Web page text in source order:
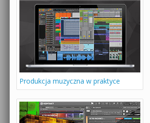
Produkcja muzyczna w praktyce